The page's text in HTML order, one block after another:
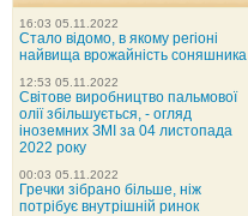
16:03 05.11.2022
Стало відомо, в якому регіоні
найвища врожайність соняшника
12:53 05.11.2022
Світове виробництво пальмової
олії збільшується, - огляд
іноземних ЗМІ за 04 листопада
2022 року
00:03 05.11.2022
Гречки зібрано більше, ніж
потрібує внутрішній ринок